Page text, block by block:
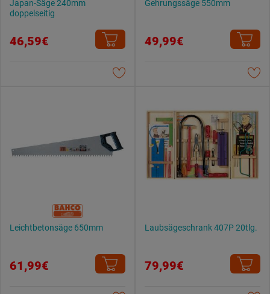
Japan-Säge 240mm
doppelseitig
46,59€
Gehrungssäge 550mm
49,99€
Leichtbetonsäge 650mm
61,99€
Laubsägeschrank 407P 20tlg.
79,99€